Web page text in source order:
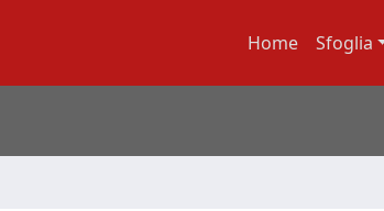
Home Sfoglia